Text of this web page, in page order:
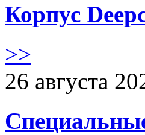
Корпус
>>
26 августа